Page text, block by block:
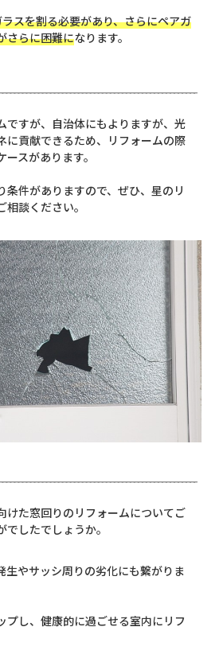
スを割る必要があり、さらにペアガ
さらに困難になります。
ですが、自治体にもよりますが、光
に貢献できるため、リフォームの際
ースがあります。
条件がありますので、ぜひ、星のリ
談ください。
けた窓回りのリフォームについてご
したでしょうか。
生やサッシ周りの劣化にも繋がりま
プし、健康的に過ごせる室内にリフ